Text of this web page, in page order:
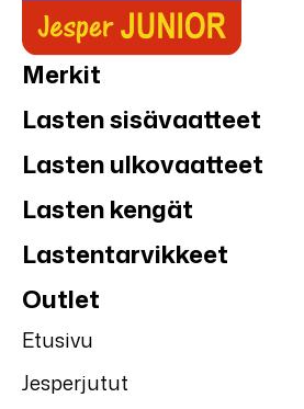
Merkit
Lasten sisävaatteet
Lasten ulkovaatteet
Lasten kengät
Lastentarvikkeet
Outlet
Etusivu
Jesperjutut